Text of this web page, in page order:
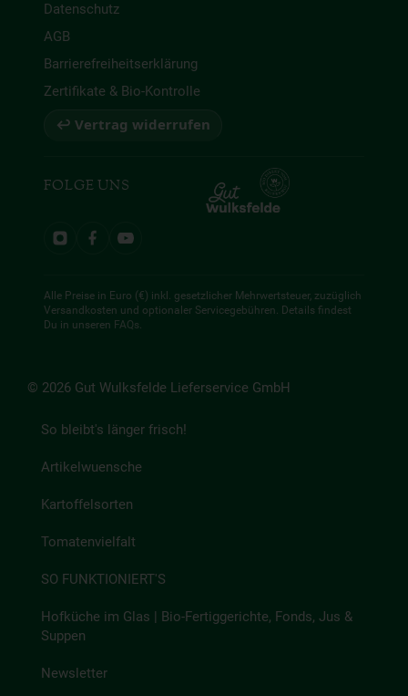
Datenschutz
AGB
Barrierefreiheitserklärung
Zertifikate & Bio-Kontrolle
↩ Vertrag widerrufen
FOLGE UNS
Alle Preise in Euro (€) inkl. gesetzlicher Mehrwertsteuer, zuzüglich
Versandkosten und optionaler Servicegebühren. Details findest
Du in unseren FAQs.
© 2026 Gut Wulksfelde Lieferservice GmbH
So bleibt's länger frisch!
Artikelwuensche
Kartoffelsorten
Tomatenvielfalt
SO FUNKTIONIERT'S
Hofküche im Glas | Bio-Fertiggerichte, Fonds, Jus &
Suppen
Newsletter